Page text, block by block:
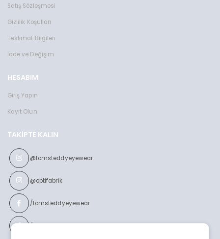
Satış Sözleşmesi
Gizlilik Koşulları
Teslimat Bilgileri
İade ve Değişim
HESABIM
Giriş Yapın
Kayıt Olun
TAKIPTE KALIN
@tomsteddyeyewear
@optifabrik
/tomsteddyeyewear
/optifabrikeyewear